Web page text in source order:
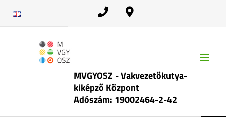
MVGYOSZ - Vakvezetőkutya-
kiképző Központ
Adószám: 19002464-2-42